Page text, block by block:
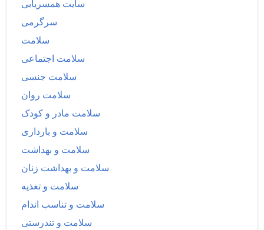
سایت همسریابی
سرگرمی
سلامت
سلامت اجتماعی
سلامت جنسی
سلامت روان
سلامت مادر و کودک
سلامت و بارداری
سلامت و بهداشت
سلامت و بهداشت زنان
سلامت و تغذیه
سلامت و تناسب اندام
سلامت و تندرستی